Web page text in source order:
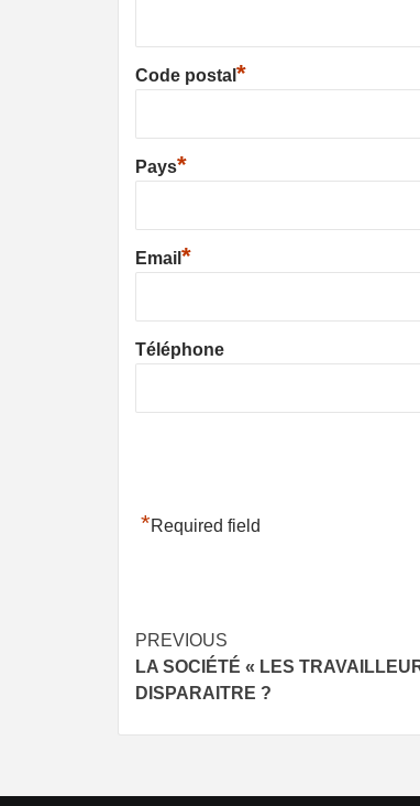
Code postal *
Pays*
Email *
Téléphone
*Required field
Post
navigation
PREVIOUS
LA SOCIÉTÉ « LES
DISPARAITRE ?